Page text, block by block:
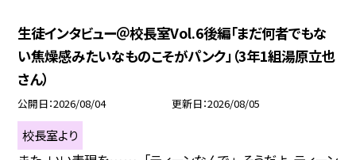
生徒インタビュー＠校長室Vol.6後編「まだ何者でもな
い焦燥感みたいなものこそがパンク」（3年1組湯原立也
さん）
公開日 2026/08/04 更新日 2026/08/05
校長室より